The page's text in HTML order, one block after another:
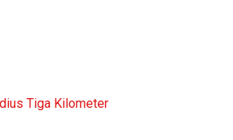
Tiga Kilometer